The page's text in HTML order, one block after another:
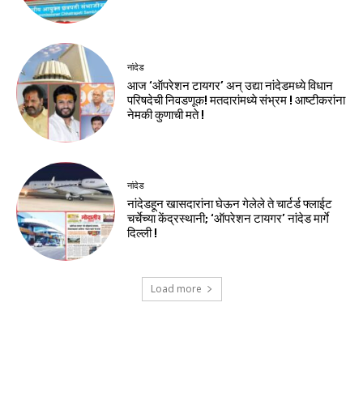
नांदेड
आज ‘ऑपरेशन टायगर’ अन् उद्या नांदेडमध्ये विधान
परिषदेची निवडणूक! मतदारांमध्ये संभ्रम ! आष्टीकरांना
नेमकी कुणाची मते !
नांदेड
नांदेडहून खासदारांना घेऊन गेलेले ते चार्टर्ड फ्लाईट
चर्चेच्या केंद्रस्थानी; ‘ऑपरेशन टायगर’ नांदेड मार्गे
दिल्ली !
Load more